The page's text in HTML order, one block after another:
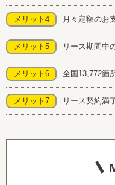
メリット4 月々定額のお
メリット5 リース期間中
メリット6 全国13,772箇
メリット7 リース契約満